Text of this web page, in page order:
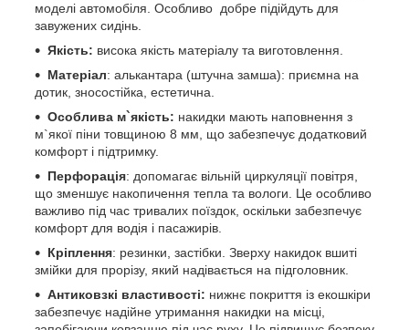
моделі автомобіля. Особливо добре підійдуть для
завужених сидінь.
Якість: висока якість матеріалу та виготовлення.
Матеріал: алькантара (штучна замша): приємна на
дотик, зносостійка, естетична.
Особлива м`якість: накидки мають наповнення з
м`якої піни товщиною 8 мм, що забезпечує додатковий
комфорт і підтримку.
Перфорація: допомагає вільній циркуляції повітря,
що зменшує накопичення тепла та вологи. Це особливо
важливо під час тривалих поїздок, оскільки забезпечує
комфорт для водія і пасажирів.
Кріплення: резинки, застібки. Зверху накидок вшиті
змійки для прорізу, який надівається на підголовник.
Антиковзкі властивості: нижнє покриття із екошкіри
забезпечує надійне утримання накидки на місці,